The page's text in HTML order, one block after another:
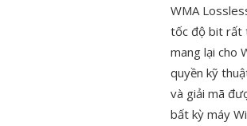
WMA
tốc độ bit rất
mang lại cho
quyền kỹ
và giải mã
bất kỳ máy